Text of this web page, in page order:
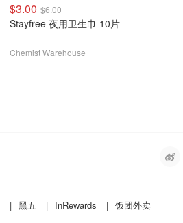
$3.00 $6.00
Stayfree 夜用卫生巾 10片
Chemist Warehouse
| 黑五 | InRewards | 饭团外卖